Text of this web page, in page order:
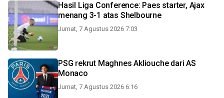
Hasil Liga Conference: Paes starter, Ajax
menang 3-1 atas Shelbourne
Jumat, 7 Agustus 2026 7:03
PSG rekrut Maghnes Akliouche dari AS
Monaco
Jumat, 7 Agustus 2026 6:16